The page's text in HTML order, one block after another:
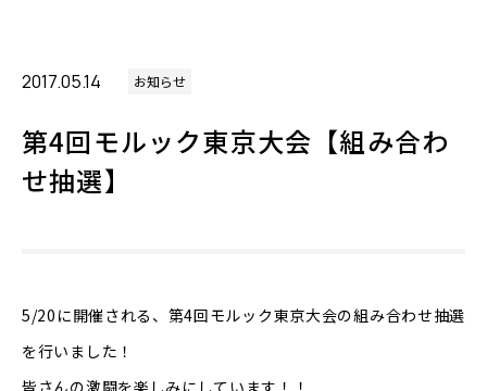
2017.05.14 お知らせ
第4回モルック東京大会【組み合わ
せ抽選】
5/20に開催される、第4回モルック東京大会の組み合わせ抽選
を行いました！
皆さんの激闘を楽しみにしています！！